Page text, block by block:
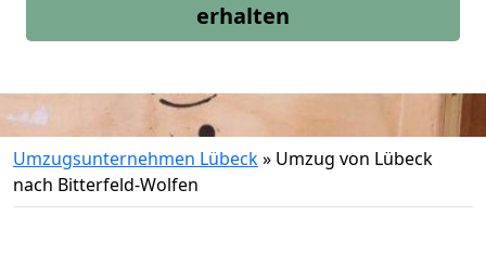
erhalten
Umzugsunternehmen Lübeck» Umzug von Lübeck
nach Bitterfeld-Wolfen